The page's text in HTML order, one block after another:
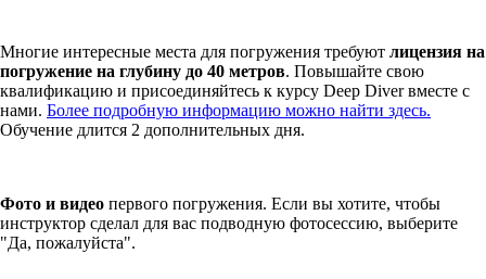
Многие интересные места для погружения требуют лицензия на
погружение на глубину до 40 метров. Повышайте свою
квалификацию и присоединяйтесь к курсу Deep Diver вместе с
нами. Более подробную информацию можно найти здесь.
Обучение длится 2 дополнительных дня.
Фото и видео первого погружения. Если вы хотите, чтобы
инструктор сделал для вас подводную фотосессию, выберите
"Да, пожалуйста".